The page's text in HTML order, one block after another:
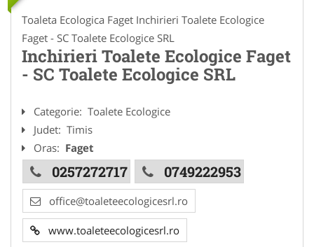
Toaleta Ecologica Faget Inchirieri Toalete Ecologice
Faget - SC Toalete Ecologice SRL
Inchirieri Toalete Ecologice Faget
- SC Toalete Ecologice SRL
Categorie: Toalete Ecologice
Judet: Timis
Oras: Faget
0257272717 0749222953
office@toaleteecologicesrl.ro
www.toaleteecologicesrl.ro